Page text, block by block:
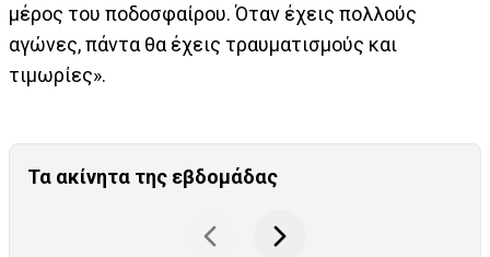
μέρος του ποδοσφαίρου. Όταν έχεις πολλούς
αγώνες, πάντα θα έχεις τραυματισμούς και
τιμωρίες».
Τα ακίνητα της εβδομάδας